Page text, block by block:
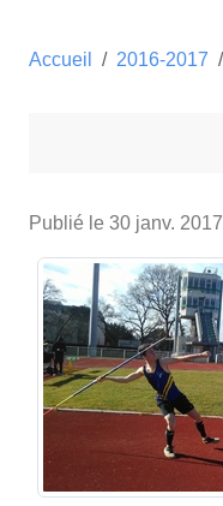
Accueil 2016-2017
Publié le 30 janv. 2017